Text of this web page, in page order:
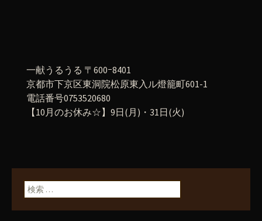
一献うるうる 〒600ｰ8401
京都市下京区東洞院松原東入ル燈籠町601-1
電話番号0753520680
【10月のお休み☆】9日(月)・31日(火)
検索: